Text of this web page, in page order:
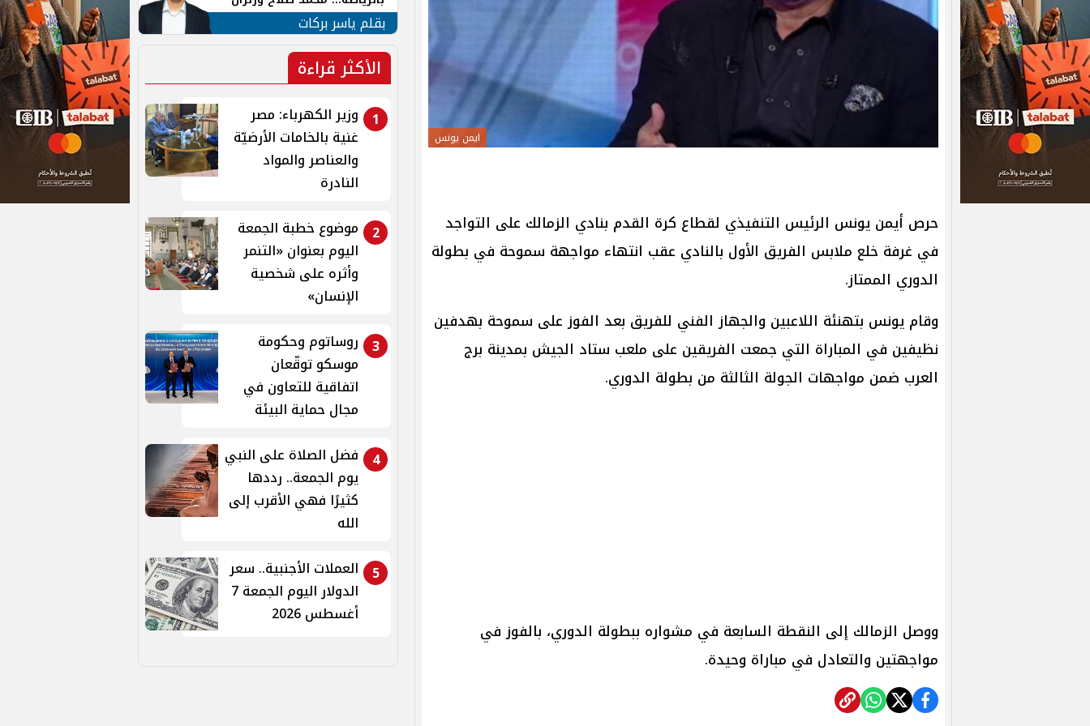
ايمن يونس
حرص أيمن يونس الرئيس التنفيذي لقطاع كرة القدم بنادي الزمالك على التواجد
في غرفة خلع ملابس الفريق الأول بالنادي عقب انتهاء مواجهة سموحة في بطولة
الدوري الممتاز.
وقام يونس بتهنئة اللاعبين والجهاز الفني للفريق بعد الفوز على سموحة بهدفين
نظيفين في المباراة التي جمعت الفريقين على ملعب ستاد الجيش بمدينة برج
العرب ضمن مواجهات الجولة الثالثة من بطولة الدوري.
ووصل الزمالك إلى النقطة السابعة في مشواره ببطولة الدوري، بالفوز في
مواجهتين والتعادل في مباراة وحيدة.
الهوية في الشارع التركي
بقلم ياسر بركات
الأكثر قراءة
1
وزير الكهرباء: مصر
غنية بالخامات الأرضيّة
والعناصر والمواد
النادرة
2
موضوع خطبة الجمعة
اليوم بعنوان «التنمر
وأثره على شخصية
الإنسان»
3 روساتوم وحكومة
موسكو توقّعان
اتفاقية للتعاون في
مجال حماية البيئة
4
فضل الصلاة على النبي
يوم الجمعة.. رددها
كثيرًا فهي الأقرب إلى
الله
5
العملات الأجنبية.. سعر
الدولار اليوم الجمعة 7
أغسطس 2026